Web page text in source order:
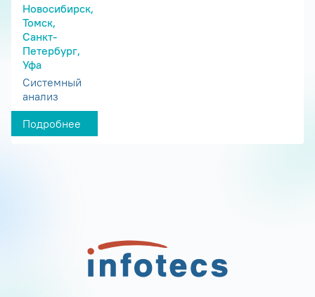
Новосибирск,
Томск,
Санкт-
Петербург,
Уфа
Системный
анализ
Подробнее